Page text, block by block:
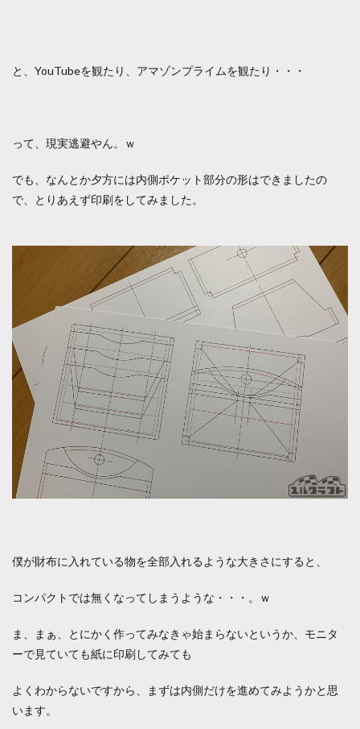
と、YouTubeを観たり、アマゾンプライムを観たり・・・
って、現実逃避やん。ｗ
でも、なんとか夕方には内側ポケット部分の形はできましたの
で、とりあえず印刷をしてみました。
僕が財布に入れている物を全部入れるような大きさにすると、
コンパクトでは無くなってしまうような・・・。ｗ
ま、まぁ、とにかく作ってみなきゃ始まらないというか、モニタ
ーで見ていても紙に印刷してみても
よくわからないですから、まずは内側だけを進めてみようかと思
います。